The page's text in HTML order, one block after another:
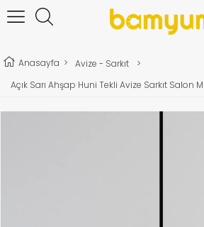
Anasayfa > Avize - Sarkıt
>
Açık Sarı Ahşap Huni Tekli Avize Sarkıt